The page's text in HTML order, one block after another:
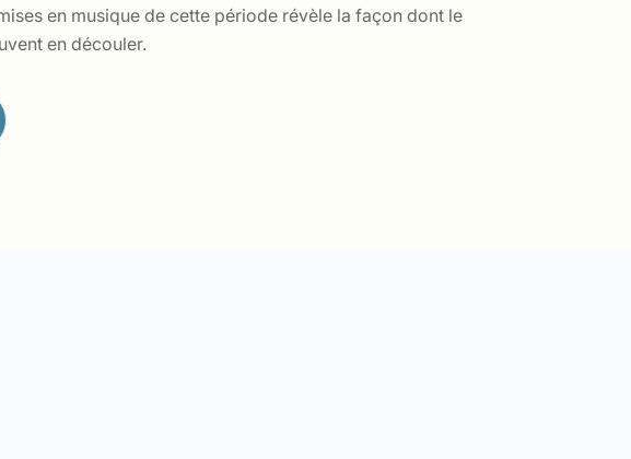
en musique de cette période révèle la façon dont le
en découler.